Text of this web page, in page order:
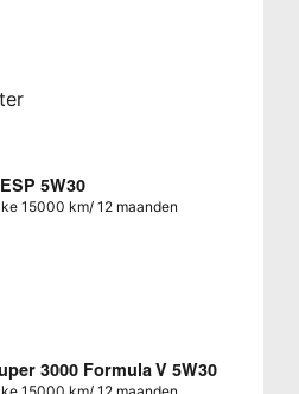
5W30
15000 km/ 12 maanden
3000 Formula V 5W30